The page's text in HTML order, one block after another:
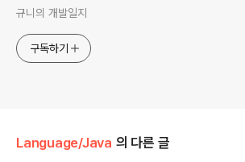
규니의 개발일지
구독하기
Language/Java 의 다른 글